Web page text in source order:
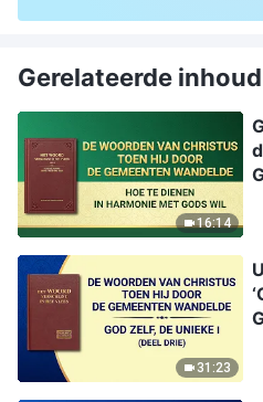
Gerelateerde inhoud
16:14
31:23